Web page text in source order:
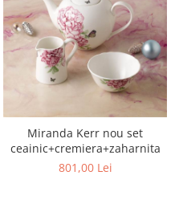
Miranda Kerr nou set
ceainic+cremiera+zaharnita
801,00 Lei